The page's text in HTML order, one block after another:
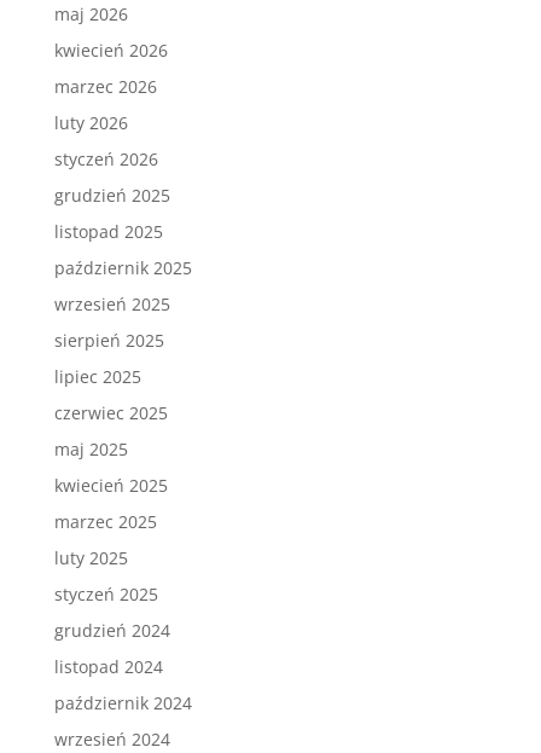
maj 2026
kwiecień 2026
marzec 2026
luty 2026
styczeń 2026
grudzień 2025
listopad 2025
październik 2025
wrzesień 2025
sierpień 2025
lipiec 2025
czerwiec 2025
maj 2025
kwiecień 2025
marzec 2025
luty 2025
styczeń 2025
grudzień 2024
listopad 2024
październik 2024
wrzesień 2024